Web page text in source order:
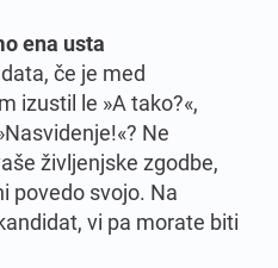
ena usta
če je med
izustil le »A tako?«,
Ne
življenjske zgodbe,
povedo svojo. Na
vi pa morate biti